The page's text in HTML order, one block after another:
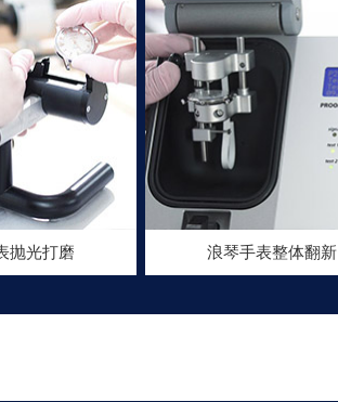
抛光打磨 浪琴手表整体翻新